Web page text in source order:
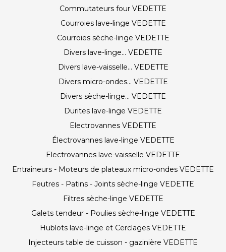
Commutateurs four VEDETTE
Courroies lave-linge VEDETTE
Courroies sèche-linge VEDETTE
Divers lave-linge... VEDETTE
Divers lave-vaisselle... VEDETTE
Divers micro-ondes... VEDETTE
Divers sèche-linge... VEDETTE
Durites lave-linge VEDETTE
Electrovannes VEDETTE
Électrovannes lave-linge VEDETTE
Electrovannes lave-vaisselle VEDETTE
Entraineurs - Moteurs de plateaux micro-ondes VEDETTE
Feutres - Patins - Joints sèche-linge VEDETTE
Filtres sèche-linge VEDETTE
Galets tendeur - Poulies sèche-linge VEDETTE
Hublots lave-linge et Cerclages VEDETTE
Injecteurs table de cuisson - gazinière VEDETTE